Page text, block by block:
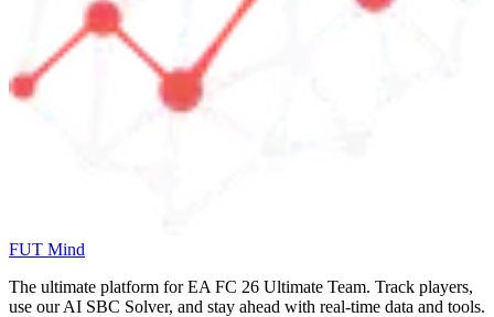
FUT Mind
The ultimate platform for EA FC 26 Ultimate Team. Track players,
use our AI SBC Solver, and stay ahead with real-time data and tools.